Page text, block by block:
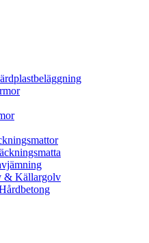
& Källargolv